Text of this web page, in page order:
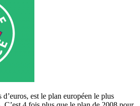
est le plan européen le plus